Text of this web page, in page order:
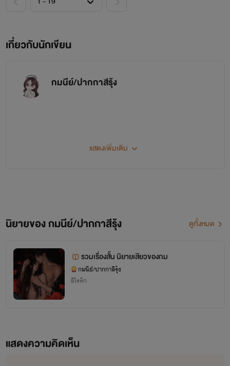
เกี่ยวกับนักเขียน
กมนีย์/ปากกาสีรุ้ง
โปรดเรียกดิฉันว่า
"คุณกม"
แสดงเพิ่มเติม
นิยายของ กมนีย์/ปากกาสีรุ้ง ดูทั้งหมด
รวมเรื่องสั้น นิยายเสียวของกม
กมนีย์/ปากกาสีรุ้ง
อีโรติก
แสดงความคิดเห็น